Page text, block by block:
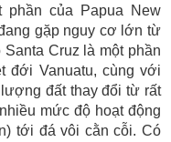
phần của Papua New
gặp nguy cơ lớn từ
Cruz là một phần
đới Vanuatu, cùng với
đất thay đổi từ rất
mức độ hoạt động
tới đá vôi cằn cỗi. Có